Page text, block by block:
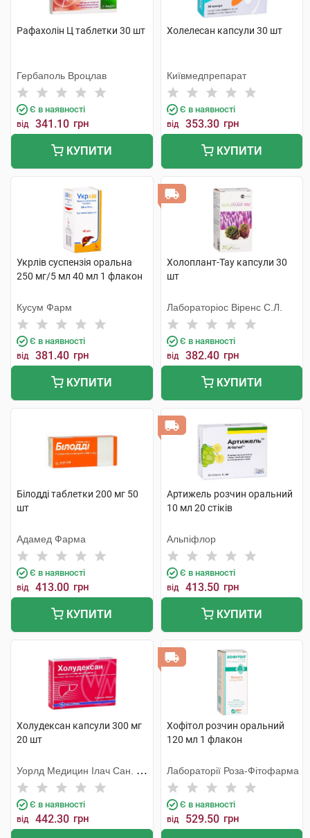
Рафахолін Ц таблетки 30 шт
Гербаполь Вроцлав
Є в наявності
від 341.10 грн
КУПИТИ
Холелесан капсули 30 шт
Київмедпрепарат
Є в наявності
від 353.30 грн
КУПИТИ
Укрлів суспензія оральна
250 мг/5 мл 40 мл 1 флакон
Кусум Фарм
Є в наявності
від 381.40 грн
КУПИТИ
Холоплант-Тау капсули 30
шт
Лабораторіос Віренс С.Л.
Є в наявності
від 382.40 грн
КУПИТИ
Білодді таблетки 200 мг 50
шт
Адамед Фарма
Є в наявності
від 413.00 грн
КУПИТИ
Артижель розчин оральний
10 мл 20 стіків
Альпіфлор
Є в наявності
від 413.50 грн
КУПИТИ
Холудексан капсули 300 мг
20 шт
Уорлд Медицин Ілач Сан. Ве
Тідж
Є в наявності
від 442.30 грн
Хофітол розчин оральний
120 мл 1 флакон
Лабораторії Роза-Фітофарма
Є в наявності
від 529.50 грн